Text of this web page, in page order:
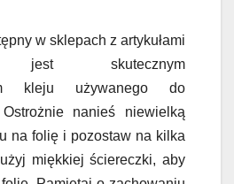
w sklepach z artykułami
jest skutecznym
kleju używanego do
nanieś niewielką
na folię i pozostaw na kilka
miękkiej ściereczki, aby